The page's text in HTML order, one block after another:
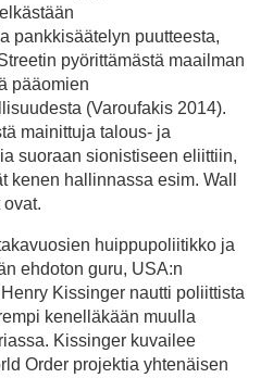
pankkisäätelyn puutteesta,
pyörittämästä maailman
pääomien
(Varoufakis 2014).
mainittuja talous- ja
suoraan sionistiseen eliittiin,
kenen hallinnassa esim. Wall
huippupoliitikko ja
ehdoton guru, USA:n
Kissinger nautti poliittista
kenelläkään muulla
Kissinger kuvailee
Order projektia yhtenäisen